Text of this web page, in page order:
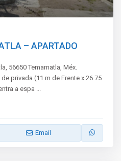
– APARTADO
56650 Temamatla, Méx.
privada (11 m de Frente x 26.75
a espa ...
Email